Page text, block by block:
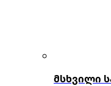
მსხვილი